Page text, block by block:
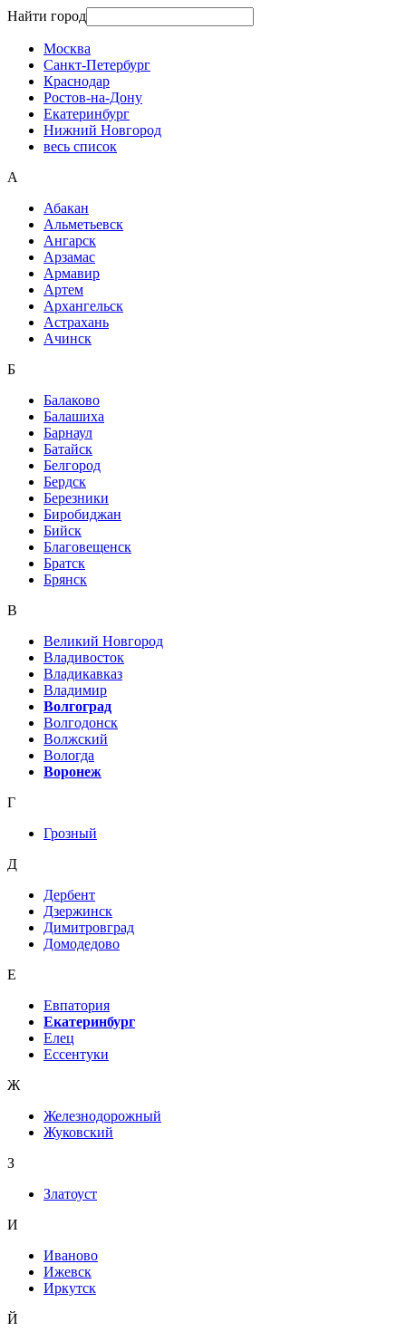
Найти город
Москва
Санкт-Петербург
Краснодар
Ростов-на-Дону
Екатеринбург
Нижний Новгород
весь список
А
Абакан
Альметьевск
Ангарск
Арзамас
Армавир
Артем
Архангельск
Астрахань
Ачинск
Б
Балаково
Балашиха
Барнаул
Батайск
Белгород
Бердск
Березники
Биробиджан
Бийск
Благовещенск
Братск
Брянск
В
Великий Новгород
Владивосток
Владикавказ
Владимир
Волгоград
Волгодонск
Волжский
Вологда
Воронеж
Г
Грозный
Д
Дербент
Дзержинск
Димитровград
Домодедово
Е
Евпатория
Екатеринбург
Елец
Ессентуки
Ж
Железнодорожный
Жуковский
З
Златоуст
И
Иваново
Ижевск
Иркутск
Й